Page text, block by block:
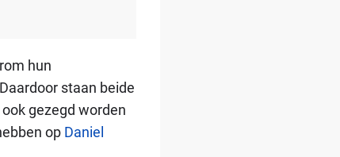
hun
staan beide
gezegd worden
op Daniel